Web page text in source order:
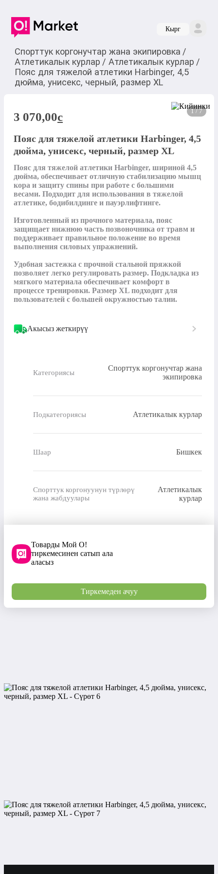
Кырг
Спорттук коргонучтар жана экипировка /
Атлетикалык курлар / Атлетикалык курлар /
Пояс для тяжелой атлетики Harbinger, 4,5
дюйма, унисекс, черный, размер XL
1 / 7
3 070,00c
Пояс для тяжелой атлетики Harbinger, 4,5
дюйма, унисекс, черный, размер XL
Пояс для тяжелой атлетики Harbinger, шириной 4,5
дюйма, обеспечивает отличную стабилизацию мышц
кора и защиту спины при работе с большими
весами. Подходит для использования в тяжелой
атлетике, бодибилдинге и пауэрлифтинге.
Изготовленный из прочного материала, пояс
защищает нижнюю часть позвоночника от травм и
поддерживает правильное положение во время
выполнения силовых упражнений.
Удобная застежка с прочной стальной пряжкой
позволяет легко регулировать размер. Подкладка из
мягкого материала обеспечивает комфорт в
процессе тренировки. Размер XL подходит для
пользователей с большей окружностью талии.
Акысыз жеткирүү
Категориясы
Спорттук коргонучтар жана
экипировка
Подкатегориясы Атлетикалык курлар
Шаар Бишкек
Спорттук коргонуунун түрлөрү
жана жабдуулары
Атлетикалык
курлар
Товарды Мой О!
тиркемесинен сатып ала
аласыз
Тиркемеден ачуу